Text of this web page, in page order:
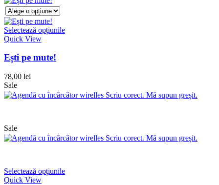
Selectează opțiunile
Quick View
Ești pe mute!
78,00 lei
Sale
Sale
Selectează opțiunile
Quick View